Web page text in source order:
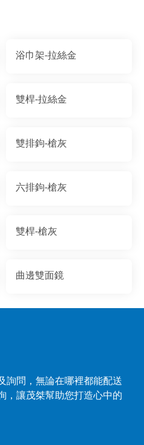
浴巾架-拉絲金
雙桿-拉絲金
雙排鉤-槍灰
六排鉤-槍灰
雙桿-槍灰
曲邊雙面鏡
詢問，無論在哪裡都能配送
，讓茂桀幫助您打造心中的